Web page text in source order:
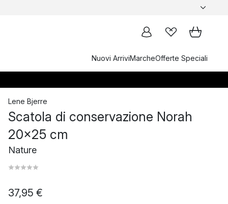
Nuovi ArriviMarcheOfferte Speciali
Lene Bjerre
Scatola di conservazione Norah
20x25 cm
Nature
37,95 €